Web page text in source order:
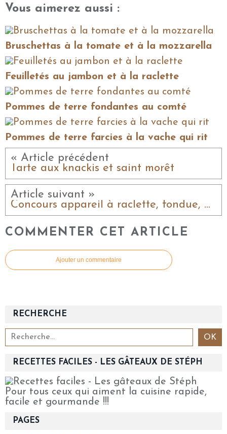
Vous aimerez aussi :
Bruschettas à la tomate et à la mozzarella
Feuilletés au jambon et à la raclette
Pommes de terre fondantes au comté
Pommes de terre farcies à la vache qui rit
« Article précédent
Tarte aux knackis et saint morêt
Article suivant »
Concours appareil à raclette, fondue, grill du 24/11/19 au 02/12/19
COMMENTER CET ARTICLE
Ajouter un commentaire
RECHERCHE
RECETTES FACILES - LES GÂTEAUX DE STÉPH
Pour tous ceux qui aiment la cuisine rapide,
facile et gourmande !!!
PAGES